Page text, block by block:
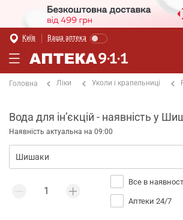
Київ Ваша аптека
Головна Ліки Уколи і крапельниці
Вода для інʼєкцій - наявність у
Наявність актуальна на 09:00
Все в
Аптеки 24/7